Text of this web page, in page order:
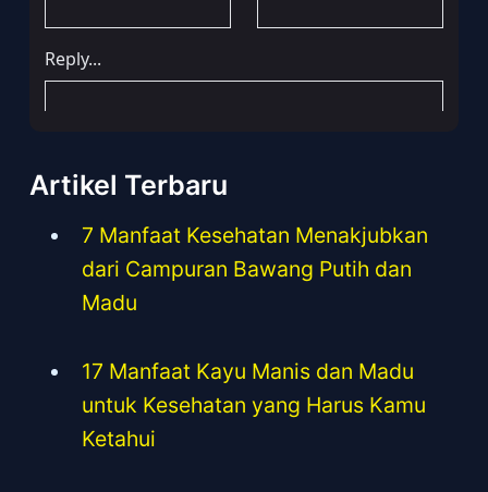
Artikel Terbaru
7 Manfaat Kesehatan Menakjubkan
dari Campuran Bawang Putih dan
Madu
17 Manfaat Kayu Manis dan Madu
untuk Kesehatan yang Harus Kamu
Ketahui